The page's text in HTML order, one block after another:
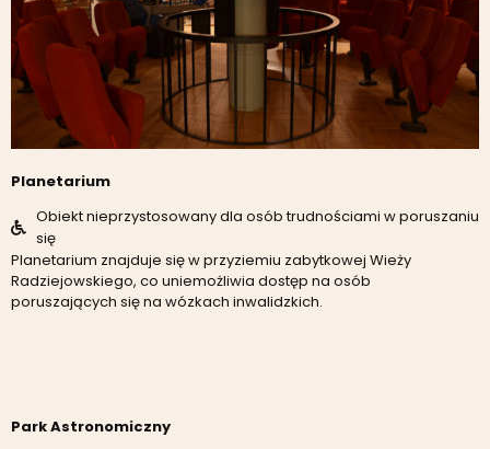
Planetarium
Obiekt nieprzystosowany dla osób trudnościami w poruszaniu
się
Planetarium znajduje się w przyziemiu zabytkowej Wieży
Radziejowskiego, co uniemożliwia dostęp na osób
poruszających się na wózkach inwalidzkich.
Park Astronomiczny